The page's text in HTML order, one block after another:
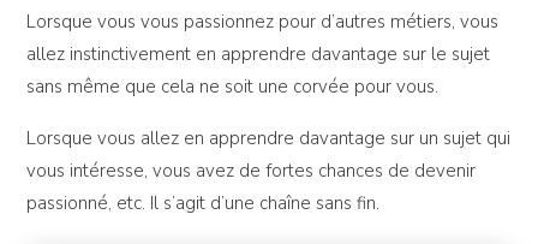
Lorsque vous vous passionnez pour d’autres métiers, vous
allez instinctivement en apprendre davantage sur le sujet
sans même que cela ne soit une corvée pour vous.
Lorsque vous allez en apprendre davantage sur un sujet qui
vous intéresse, vous avez de fortes chances de devenir
passionné, etc. Il s’agit d’une chaîne sans fin.